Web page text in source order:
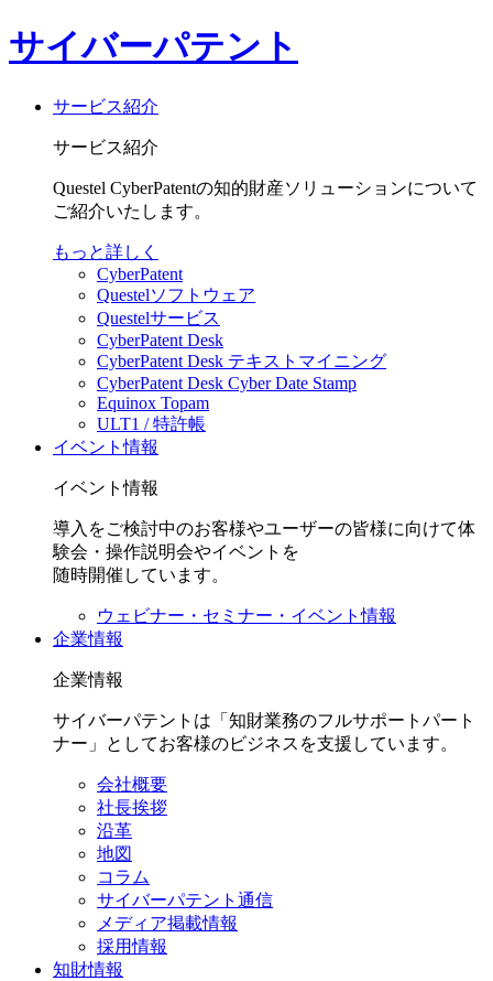
サイバーパテント
サービス紹介
サービス紹介
Questel CyberPatentの知的財産ソリューションについて
ご紹介いたします。
もっと詳しく
CyberPatent
Questelソフトウェア
Questelサービス
CyberPatent Desk
CyberPatent Desk テキストマイニング
CyberPatent Desk Cyber Date Stamp
Equinox Topam
ULT1 / 特許帳
イベント情報
イベント情報
導入をご検討中のお客様やユーザーの皆様に向けて体
験会・操作説明会やイベントを
随時開催しています。
ウェビナー・セミナー・イベント情報
企業情報
企業情報
サイバーパテントは「知財業務のフルサポートパート
ナー」としてお客様のビジネスを支援しています。
会社概要
社長挨拶
沿革
地図
コラム
サイバーパテント通信
メディア掲載情報
採用情報
知財情報